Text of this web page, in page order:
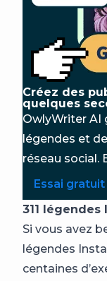
Créez des
quelques
OwlyWriter AI
légendes et
réseau social.
Essai
311
Si vous avez
légendes
centaines